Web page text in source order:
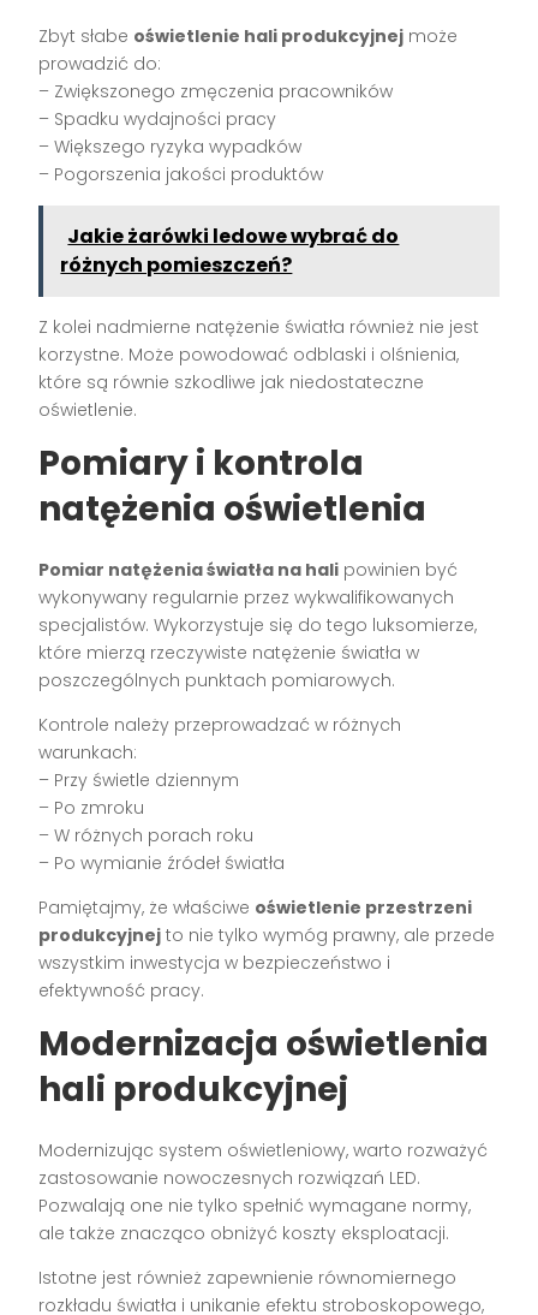
Zbyt słabe oświetlenie hali produkcyjnej może
prowadzić do:
– Zwiększonego zmęczenia pracowników
– Spadku wydajności pracy
– Większego ryzyka wypadków
– Pogorszenia jakości produktów
Jakie żarówki ledowe wybrać do
różnych pomieszczeń?
Z kolei nadmierne natężenie światła również nie jest
korzystne. Może powodować odblaski i olśnienia,
które są równie szkodliwe jak niedostateczne
oświetlenie.
Pomiary i kontrola
natężenia oświetlenia
Pomiar natężenia światła na hali powinien być
wykonywany regularnie przez wykwalifikowanych
specjalistów. Wykorzystuje się do tego luksomierze,
które mierzą rzeczywiste natężenie światła w
poszczególnych punktach pomiarowych.
Kontrole należy przeprowadzać w różnych
warunkach:
– Przy świetle dziennym
– Po zmroku
– W różnych porach roku
– Po wymianie źródeł światła
Pamiętajmy, że właściwe oświetlenie przestrzeni
produkcyjnej to nie tylko wymóg prawny, ale przede
wszystkim inwestycja w bezpieczeństwo i
efektywność pracy.
Modernizacja oświetlenia
hali produkcyjnej
Modernizując system oświetleniowy, warto rozważyć
zastosowanie nowoczesnych rozwiązań LED.
Pozwalają one nie tylko spełnić wymagane normy,
ale także znacząco obniżyć koszty eksploatacji.
Istotne jest również zapewnienie równomiernego
rozkładu światła i unikanie efektu stroboskopowego,